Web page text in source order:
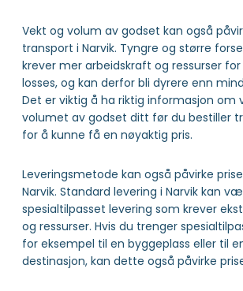
Vekt og volum av godset kan også
transport i Narvik. Tyngre og større
krever mer arbeidskraft og ressurser
losses, og kan derfor bli dyrere enn
Det er viktig å ha riktig informasjon om
volumet av godset ditt før du bestiller
for å kunne få en nøyaktig pris.
Leveringsmetode kan også påvirke
Narvik. Standard levering i Narvik kan
spesialtilpasset levering som krever
og ressurser. Hvis du trenger
for eksempel til en byggeplass eller til
destinasjon, kan dette også påvirke